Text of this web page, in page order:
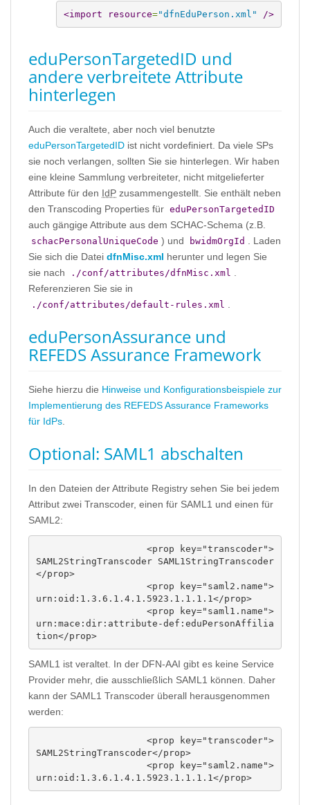
<import resource="dfnEduPerson.xml" />
eduPersonTargetedID und
andere verbreitete Attribute
hinterlegen
Auch die veraltete, aber noch viel benutzte
eduPersonTargetedID ist nicht vordefiniert. Da viele SPs
sie noch verlangen, sollten Sie sie hinterlegen. Wir haben
eine kleine Sammlung verbreiteter, nicht mitgelieferter
Attribute für den IdP zusammengestellt. Sie enthält neben
den Transcoding Properties für eduPersonTargetedID
auch gängige Attribute aus dem SCHAC-Schema (z.B.
schacPersonalUniqueCode ) und bwidmOrgId
. Laden
Sie sich die Datei dfnMisc.xml herunter und legen Sie
sie nach
./conf/attributes/dfnMisc.xml
Referenzieren Sie sie in
./conf/attributes/default-rules.xml
eduPersonAssurance und
REFEDS Assurance Framework
Siehe hierzu die Hinweise und Konfigurationsbeispiele zur
Implementierung des REFEDS Assurance Frameworks
für IdPs
Optional: SAML1 abschalten
In den Dateien der Attribute Registry sehen Sie bei jedem
Attribut zwei Transcoder, einen für SAML1 und einen für
SAML2:
SAML2StringTranscoder SAML1StringTranscoder
</prop>
urn:oid:1.3.6.1.4.1.5923.1.1.1.1</prop>
urn:mace:dir:attribute-def:eduPersonAffilia
tion</prop>
SAML1 ist veraltet. In der DFN-AAI gibt es keine Service
Provider mehr, die ausschließlich SAML1 können. Daher
kann der SAML1 Transcoder überall herausgenommen
werden:
SAML2StringTranscoder</prop>
urn:oid:1.3.6.1.4.1.5923.1.1.1.1</prop>